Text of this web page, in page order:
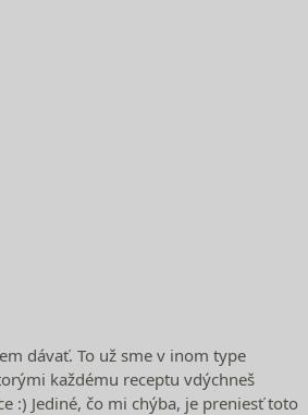
dávať. To už sme v inom type
každému receptu vdýchneš
:) Jediné, čo mi chýba, je preniesť toto